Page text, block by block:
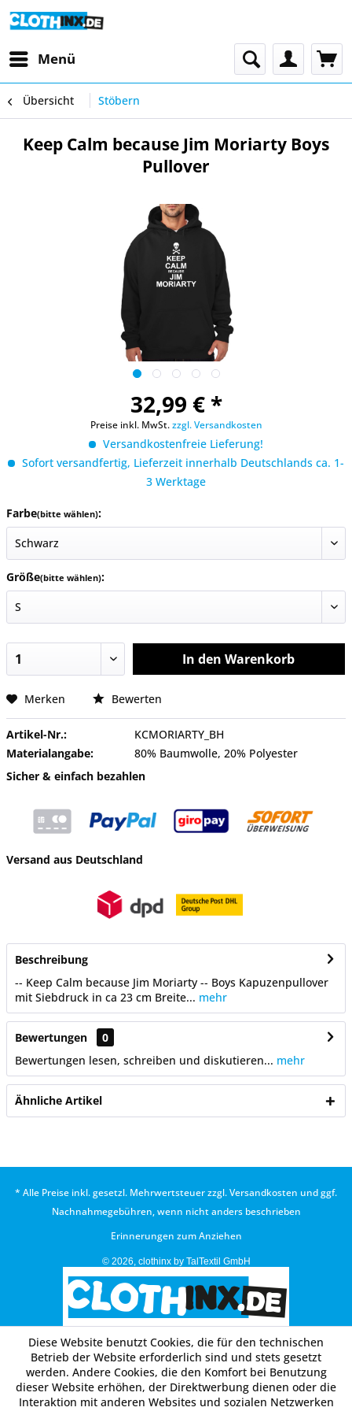
Menü
Übersicht Stöbern
Keep Calm because Jim Moriarty Boys
Pullover
32,99 € *
Preise inkl. MwSt.zzgl. Versandkosten
Versandkostenfreie Lieferung!
Sofort versandfertig, Lieferzeit innerhalb Deutschlands ca. 1-
3 Werktage
Farbe(bitte wählen):
Größe(bitte wählen):
In den Warenkorb
Merken Bewerten
Artikel-Nr.:
KCMORIARTY_BH
Materialangabe:
80% Baumwolle, 20% Polyester
Sicher & einfach bezahlen
Versand aus Deutschland
Beschreibung
-- Keep Calm because Jim Moriarty -- Boys Kapuzenpullover
mit Siebdruck in ca 23 cm Breite... mehr
Bewertungen
0
Bewertungen lesen, schreiben und diskutieren... mehr
Ähnliche Artikel
* Alle Preise inkl. gesetzl. Mehrwertsteuer zzgl.Versandkosten und ggf.
Nachnahmegebühren, wenn nicht anders beschrieben
Erinnerungen zum Anziehen
© 2026, clothinx by TalTextil GmbH
Diese Website benutzt Cookies, die für den technischen
Betrieb der Website erforderlich sind und stets gesetzt
werden. Andere Cookies, die den Komfort bei Benutzung
dieser Website erhöhen, der Direktwerbung dienen oder die
Interaktion mit anderen Websites und sozialen Netzwerken